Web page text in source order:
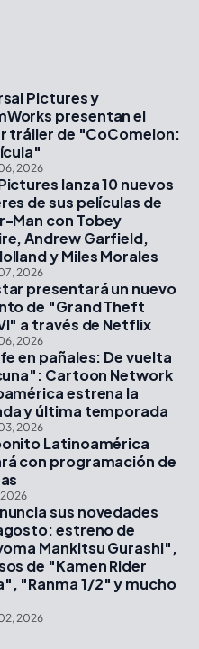
Pictures y
presentan el
tráiler de "CoComelon:
2026
lanza 10 nuevos
de sus películas de
Man con Tobey
Andrew Garfield,
y Miles Morales
2026
presentará un nuevo
de "Grand Theft
a través de Netflix
2026
en pañales: De vuelta
Cartoon Network
estrena la
y última temporada
2026
Latinoamérica
con programación de
sus novedades
estreno de
Mankitsu Gurashi",
de "Kamen Rider
"Ranma 1/2" y mucho
2026